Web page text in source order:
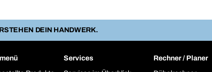
DEIN HANDWERK.
Services
Rechner / Planer